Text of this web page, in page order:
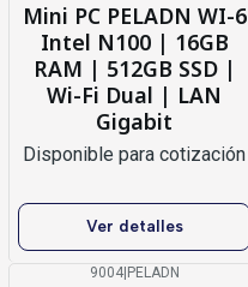
Agotado
Mini PC PELADN WI-6
Intel N100 | 16GB
RAM | 512GB SSD |
Wi-Fi Dual | LAN
Gigabit
Disponible para cotización
Ver detalles
9004| PELADN